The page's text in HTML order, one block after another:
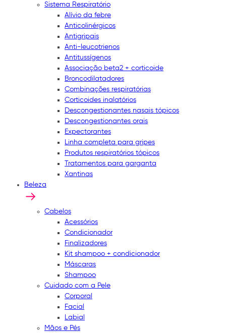
Sistema Respiratório
Alívio da febre
Anticolinérgicos
Antigripais
Anti-leucotrienos
Antitussígenos
Associação beta2 + corticoide
Broncodilatadores
Combinações respiratórias
Corticoides inalatórios
Descongestionantes nasais tópicos
Descongestionantes orais
Expectorantes
Linha completa para gripes
Produtos respiratórios tópicos
Tratamentos para garganta
Xantinas
Beleza
Cabelos
Acessórios
Condicionador
Finalizadores
Kit shampoo + condicionador
Máscaras
Shampoo
Cuidado com a Pele
Corporal
Facial
Labial
Mãos e Pés